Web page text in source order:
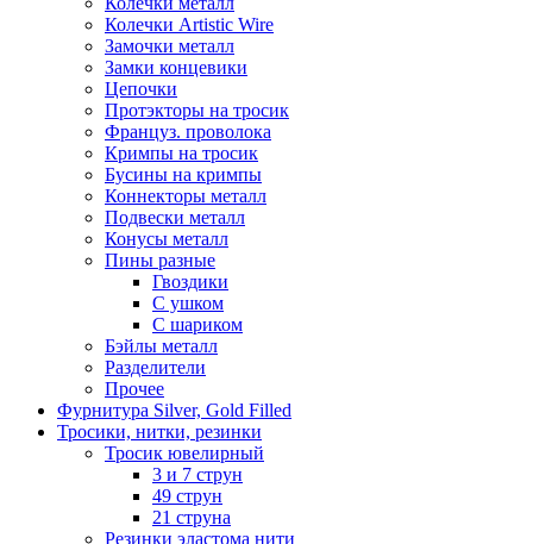
Колечки Artistic Wire
Замочки металл
Замки концевики
Цепочки
Протэкторы на тросик
Француз. проволока
Кримпы на тросик
Бусины на кримпы
Коннекторы металл
Подвески металл
Конусы металл
Пины разные
Гвоздики
С ушком
С шариком
Бэйлы металл
Разделители
Прочее
Фурнитура Silver, Gold Filled
Тросики, нитки, резинки
Тросик ювелирный
3 и 7 струн
49 струн
21 струна
Резинки эластома нити